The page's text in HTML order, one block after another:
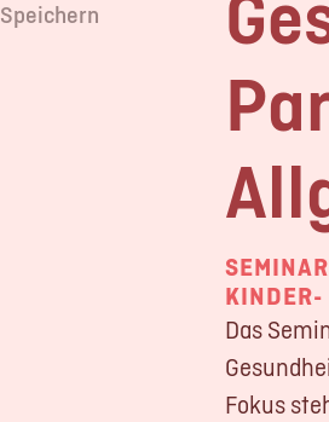
Speichern
KINDER-
Das
Fokus